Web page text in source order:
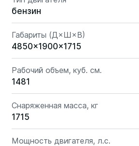
бензин
Габариты (Д×Ш×В)
4850x1900x1715
Рабочий объем, куб. см.
1481
Снаряженная масса, кг
1715
Мощность двигателя, л.с.